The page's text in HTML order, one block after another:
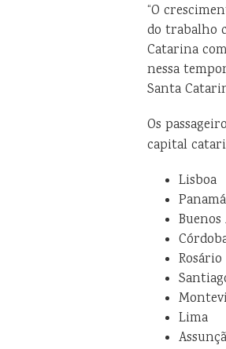
“O
do trabalho
Catarina
nessa
Santa
Os
capital
Lisboa
Panamá
Buenos
Rosário
Lima